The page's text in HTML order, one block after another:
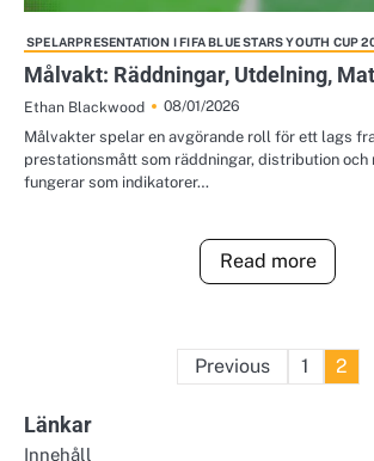
SPELARPRESENTATION I FIFA BLUE STARS YOUTH CUP
Målvakt: Räddningar, Utdelning,
Ethan Blackwood
08/01/2026
Målvakter spelar en avgörande roll för ett lags
prestationsmått som räddningar, distribution
fungerar som indikatorer…
Read more
Posts
Previous 1 2
Länkar
Innehåll